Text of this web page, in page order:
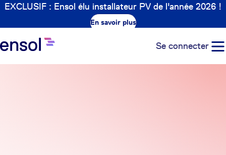
EXCLUSIF : Ensol élu installateur PV de l'année 2026 !
En savoir plus
Se connecter